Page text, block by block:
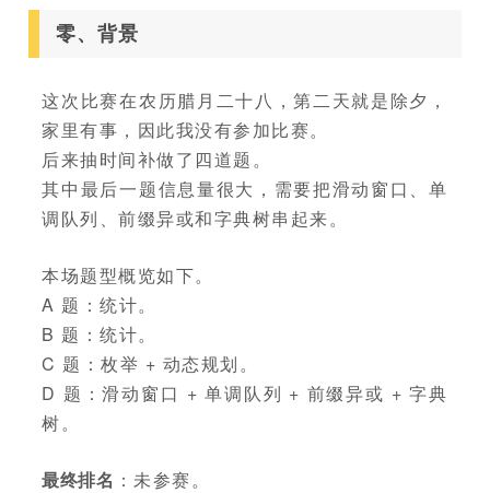
零、背景
这次比赛在农历腊月二十八，第二天就是除夕，
家里有事，因此我没有参加比赛。
后来抽时间补做了四道题。
其中最后一题信息量很大，需要把滑动窗口、单
调队列、前缀异或和字典树串起来。
本场题型概览如下。
A 题：统计。
B 题：统计。
C 题：枚举 + 动态规划。
D 题：滑动窗口 + 单调队列 + 前缀异或 + 字典
树。
最终排名 ：未参赛。